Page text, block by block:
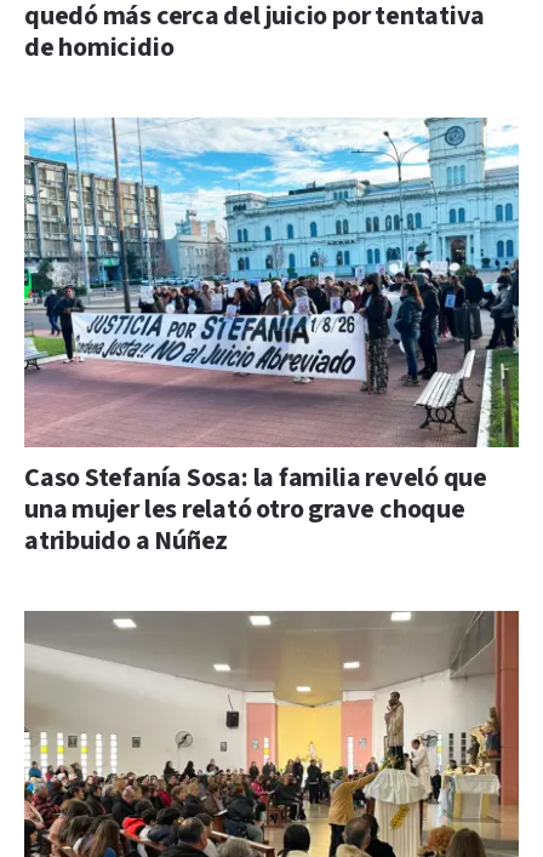
quedó más cerca del juicio por tentativa
de homicidio
Caso Stefanía Sosa: la familia reveló que
una mujer les relató otro grave choque
atribuido a Núñez